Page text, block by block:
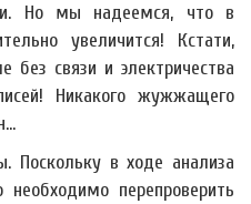
Но мы надеемся, что в
увеличится! Кстати,
без связи и электричества
Никакого жужжащего
Поскольку в ходе анализа
перепроверить